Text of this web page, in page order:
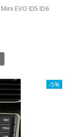
EVO ID5 ID6
-5%